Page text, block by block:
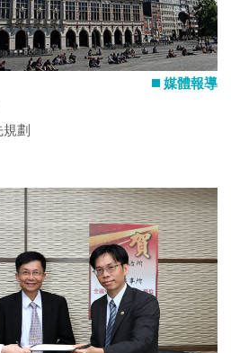
媒體報導
劃